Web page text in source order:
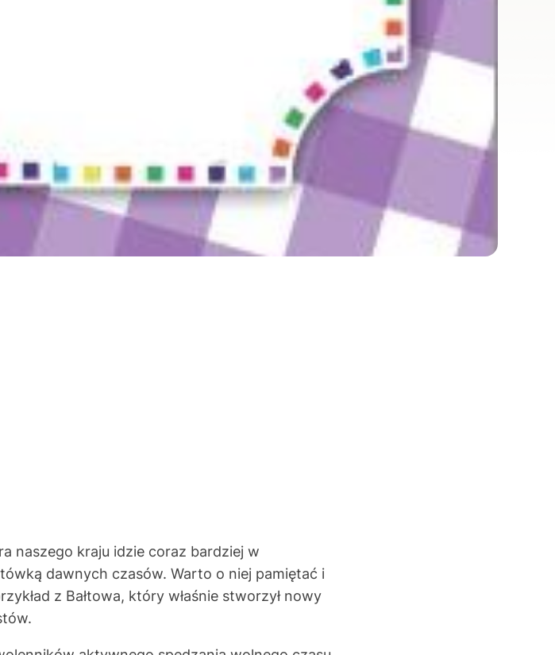
naszego kraju idzie coraz bardziej w
dawnych czasów. Warto o niej pamiętać i
z Bałtowa, który właśnie stworzył nowy